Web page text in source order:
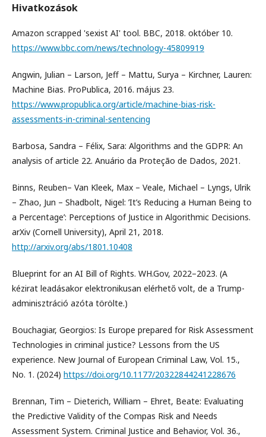
Hivatkozások
Amazon scrapped 'sexist AI' tool. BBC, 2018. október 10.
https://www.bbc.com/news/technology-45809919
Angwin, Julian – Larson, Jeff – Mattu, Surya – Kirchner, Lauren:
Machine Bias. ProPublica, 2016. május 23.
https://www.propublica.org/article/machine-bias-risk-
assessments-in-criminal-sentencing
Barbosa, Sandra – Félix, Sara: Algorithms and the GDPR: An
analysis of article 22. Anuário da Proteção de Dados, 2021.
Binns, Reuben– Van Kleek, Max – Veale, Michael – Lyngs, Ulrik
– Zhao, Jun – Shadbolt, Nigel: ’It’s Reducing a Human Being to
a Percentage’: Perceptions of Justice in Algorithmic Decisions.
arXiv (Cornell University), April 21, 2018.
http://arxiv.org/abs/1801.10408
Blueprint for an AI Bill of Rights. WH.Gov, 2022–2023. (A
kézirat leadásakor elektronikusan elérhető volt, de a Trump-
adminisztráció azóta törölte.)
Bouchagiar, Georgios: Is Europe prepared for Risk Assessment
Technologies in criminal justice? Lessons from the US
experience. New Journal of European Criminal Law, Vol. 15.,
No. 1. (2024) https://doi.org/10.1177/20322844241228676
Brennan, Tim – Dieterich, William – Ehret, Beate: Evaluating
the Predictive Validity of the Compas Risk and Needs
Assessment System. Criminal Justice and Behavior, Vol. 36.,